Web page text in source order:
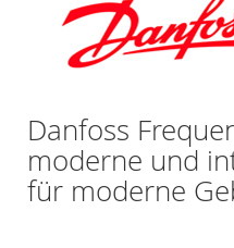
Danfoss
moderne und
für moderne